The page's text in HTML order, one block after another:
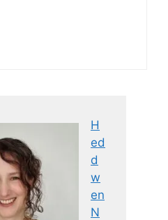
H
ed
d
w
en
N